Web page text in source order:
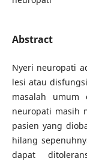
Abstract
Nyeri neuropati
lesi atau
masalah umum
neuropati masih
pasien yang
hilang
dapat